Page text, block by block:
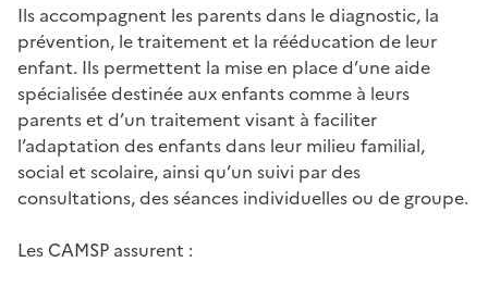
Ils accompagnent les parents dans le diagnostic, la
prévention, le traitement et la rééducation de leur
enfant. Ils permettent la mise en place d’une aide
spécialisée destinée aux enfants comme à leurs
parents et d’un traitement visant à faciliter
l’adaptation des enfants dans leur milieu familial,
social et scolaire, ainsi qu’un suivi par des
consultations, des séances individuelles ou de groupe.
Les CAMSP assurent :